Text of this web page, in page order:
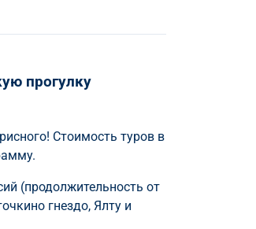
прогулку
Стоимость туров в
(продолжительность от
гнездо, Ялту и